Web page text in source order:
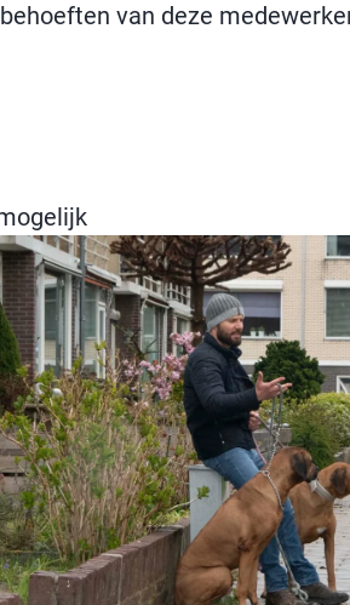
van deze